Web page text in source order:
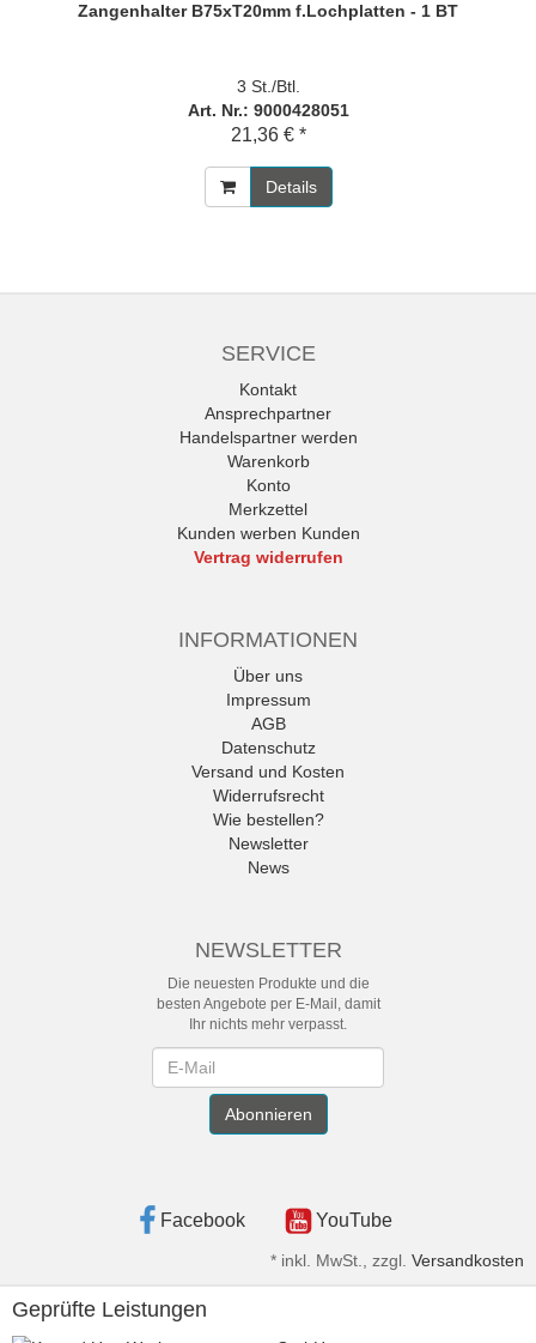
Zangenhalter B75xT20mm f.Lochplatten - 1 BT
3 St./Btl.
Art. Nr.: 9000428051
21,36 € *
Details
SERVICE
Kontakt
Ansprechpartner
Handelspartner werden
Warenkorb
Konto
Merkzettel
Kunden werben Kunden
Vertrag widerrufen
INFORMATIONEN
Über uns
Impressum
AGB
Datenschutz
Versand und Kosten
Widerrufsrecht
Wie bestellen?
Newsletter
News
NEWSLETTER
Die neuesten Produkte und die
besten Angebote per E-Mail, damit
Ihr nichts mehr verpasst.
Abonnieren
Facebook YouTube
* inkl. MwSt., zzgl. Versandkosten
Geprüfte Leistungen